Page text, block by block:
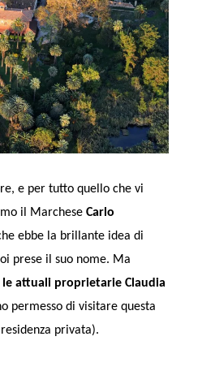
e per tutto quello che vi
il MarcheseCarlo
ebbe la brillante idea di
prese il suo nome. Ma
attuali proprietarie Claudia
permesso di visitare questa
privata).